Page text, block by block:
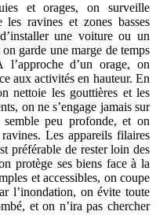
et orages, on surveille
les ravines et zones basses
une voiture ou un
garde une marge de temps
d’un orage, on
aux activités en hauteur. En
nettoie les gouttières et les
on ne s’engage jamais sur
peu profonde, et on
Les appareils filaires
préférable de rester loin des
protège ses biens face à la
et accessibles, on coupe
l’inondation, on évite toute
et on n’ira pas chercher